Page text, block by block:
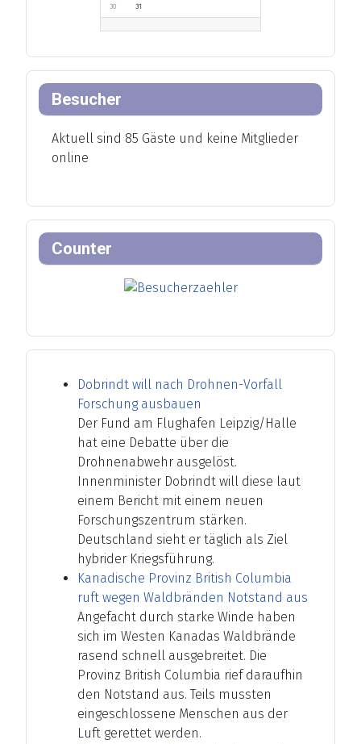
30 31
Besucher
Aktuell sind 85 Gäste und keine Mitglieder
online
Counter
Dobrindt will nach Drohnen-Vorfall
Forschung ausbauen
Der Fund am Flughafen Leipzig/Halle
hat eine Debatte über die
Drohnenabwehr ausgelöst.
Innenminister Dobrindt will diese laut
einem Bericht mit einem neuen
Forschungszentrum stärken.
Deutschland sieht er täglich als Ziel
hybrider Kriegsführung.
Kanadische Provinz British Columbia
ruft wegen Waldbränden Notstand aus
Angefacht durch starke Winde haben
sich im Westen Kanadas Waldbrände
rasend schnell ausgebreitet. Die
Provinz British Columbia rief daraufhin
den Notstand aus. Teils mussten
eingeschlossene Menschen aus der
Luft gerettet werden.